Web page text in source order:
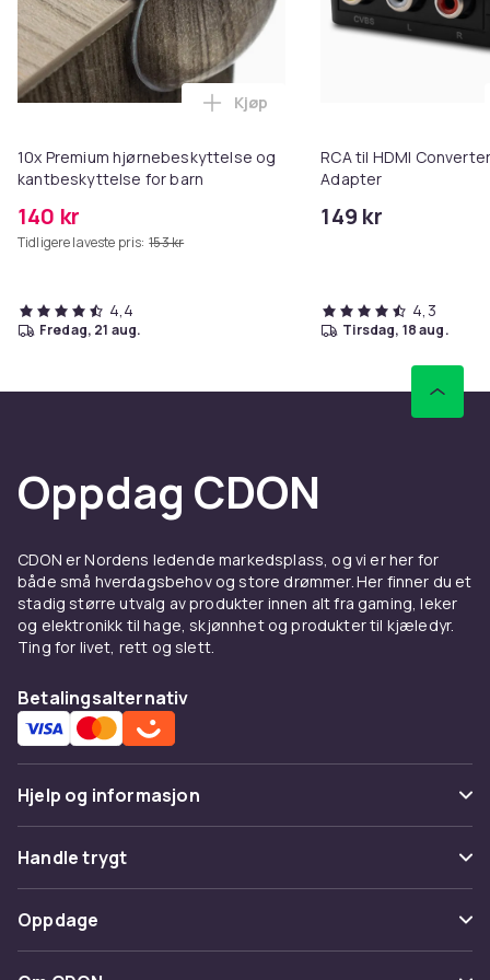
10x Premium hjørnebeskyttelse og
kantbeskyttelse for barn
140 kr
Tidligere laveste pris: 153 kr
Legg 10x Premium
Kjøp
4,4
fredag, 21 aug.
RCA til HDMI
Adapter
149 kr
4,3
tirsdag, 18 aug.
Oppdag CDON
CDON er Nordens ledende markedsplass, og vi er her for
både små hverdagsbehov og store drømmer. Her finner du et
stadig større utvalg av produkter innen alt fra gaming, leker
og elektronikk til hage, skjønnhet og produkter til kjæledyr.
Ting for livet, rett og slett.
Betalingsalternativ
Hjelp og informasjon
Vanlige spørsmål
Spor pakke
Angre & returner her
Handle trygt
Betaling
Levering
Oppdage
Kategorier